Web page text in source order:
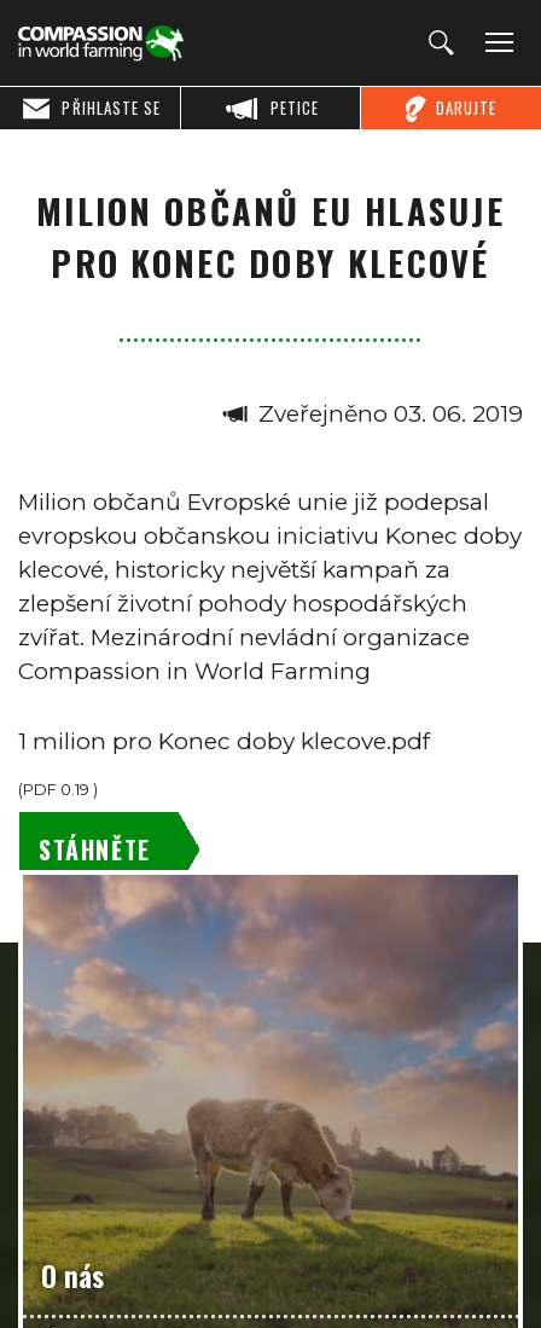
DARUJTE
PETICE
PŘIHLASTE SE
MILION OBČANŮ EU HLASUJE
PRO KONEC DOBY KLECOVÉ
Zveřejněno 03. 06. 2019
Milion občanů Evropské unie již podepsal
evropskou občanskou iniciativu Konec doby
klecové, historicky největší kampaň za
zlepšení životní pohody hospodářských
zvířat. Mezinárodní nevládní organizace
Compassion in World Farming
1 milion pro Konec doby klecove.pdf
(PDF 0.19 )
STÁHNĚTE
O nás